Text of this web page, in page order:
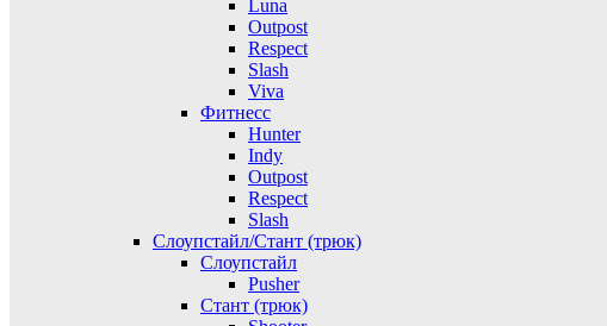
Luna
Outpost
Respect
Slash
Viva
Фитнесс
Hunter
Indy
Outpost
Respect
Slash
Слоупстайл/Стант (трюк)
Слоупстайл
Pusher
Стант (трюк)